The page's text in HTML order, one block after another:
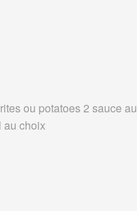
ou potatoes 2 sauce au
au choix